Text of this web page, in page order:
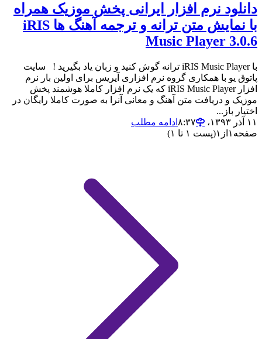
دانلود نرم افزار ایرانی پخش موزیک همراه
با نمایش متن ترانه و ترجمه آهنگ ها iRIS
Music Player 3.0.6
با iRIS Music Player ترانه گوش کنید و زبان یاد بگیرید ! سایت
پاتوق یو با همکاری گروه نرم افزاری آیریس برای اولین بار نرم
افزار iRIS Music Player که یک نرم افزار کاملا هوشمند پخش
موزیک و دریافت متن آهنگ و معانی آنرا به صورت کاملا رایگان در
اختیار باز...
۱۱ آذر ۱۳۹۳،‏ ۸:۳۷
ادامه مطلب
صفحه ۱ از ۱(پست ۱ تا ۱)